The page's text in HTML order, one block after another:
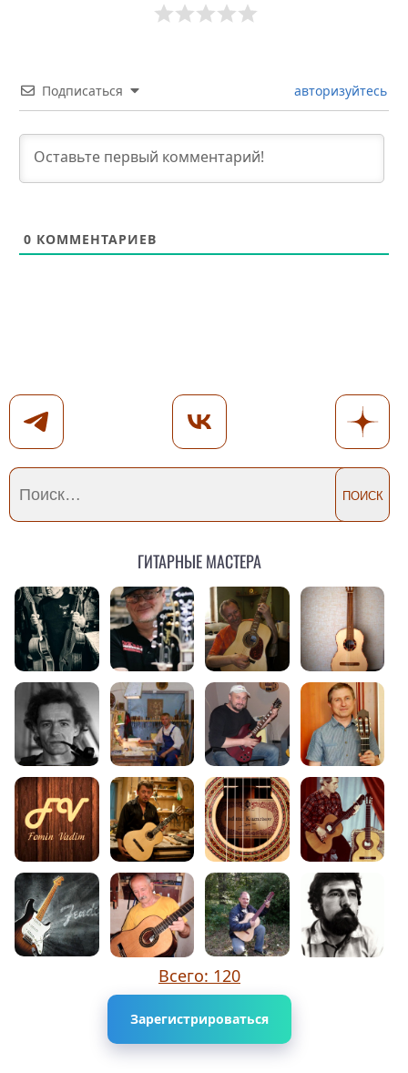
Подписаться авторизуйтесь
0 КОММЕНТАРИЕВ
Гитарные мастера
Всего: 120
Зарегистрироваться